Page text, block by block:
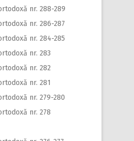
nr. 288-289
nr. 286-287
nr. 284-285
nr. 283
nr. 282
nr. 281
nr. 279-280
nr. 278